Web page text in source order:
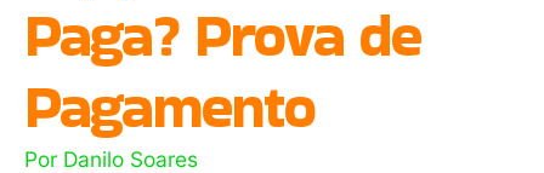
Paga? Prova de
Pagamento
Por Danilo Soares